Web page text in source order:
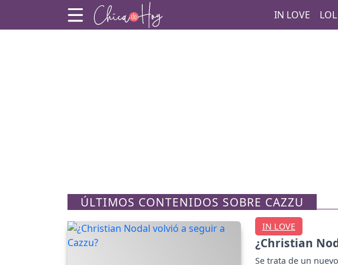
IN LOVE LOL
ÚLTIMOS CONTENIDOS SOBRE CAZZU
IN LOVE
¿Christian
Se trata de un